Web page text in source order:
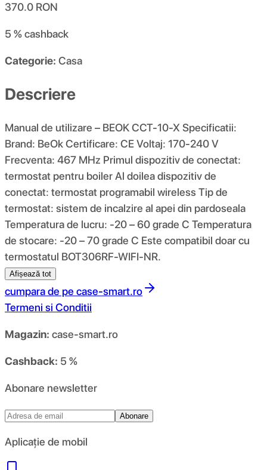
370.0 RON
5 %cashback
Categorie: Casa
Descriere
Manual de utilizare – BEOK CCT-10-X Specificatii:
Brand: BeOk Certificare: CE Voltaj: 170-240 V
Frecventa: 467 MHz Primul dispozitiv de conectat:
termostat pentru boiler Al doilea dispozitiv de
conectat: termostat programabil wireless Tip de
termostat: sistem de incalzire al apei din pardoseala
Temperatura de lucru: -20 – 60 grade C Temperatura
de stocare: -20 – 70 grade C Este compatibil doar cu
termostatul BOT306RF-WIFI-NR.
Afișează tot
cumpara de pe case-smart.ro
Termeni si Conditii
Magazin: case-smart.ro
Cashback: 5 %
Abonare newsletter
Abonare
Aplicație de mobil